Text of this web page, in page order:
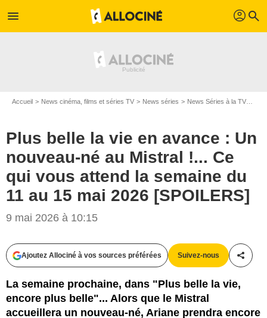
menu profil search
Accueil News cinéma, films et séries TV News séries News Séries à la TV
Plus belle la vie en avance : Un
nouveau-né au Mistral !... Ce
qui vous attend la semaine du
11 au 15 mai 2026 [SPOILERS]
9 mai 2026 à 10:15
Ajoutez Allociné à vos sources préférées Suivez-nous
La semaine prochaine, dans "Plus belle la vie,
encore plus belle"... Alors que le Mistral
accueillera un nouveau-né, Ariane prendra encore